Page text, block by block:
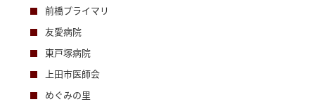
前橋プライマリ
友愛病院
東戸塚病院
上田市医師会
めぐみの里